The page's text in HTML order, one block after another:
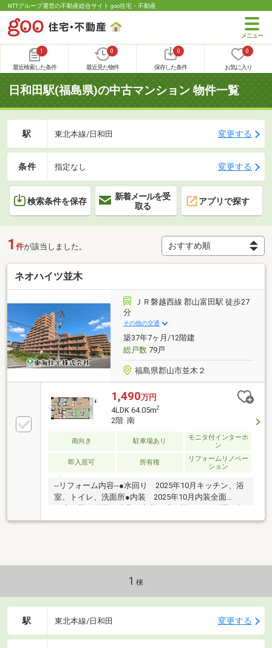
NTTグループ運営の不動産総合サイト goo住宅・不動産
1
最近検索した条件
0
最近見た物件
0
保存した条件
0
お気に入り
日和田駅(福島県)の中古マンション 物件一覧
駅 東北本線/日和田 変更する
条件 指定なし 変更する
検索条件を保存
新着メールを受
取る
アプリで探す
1 件が該当しました。
ネオハイツ並木
ＪＲ磐越西線 郡山富田駅 徒歩27
分
その他の交通
築37年7ヶ月/12階建
総戸数79戸
福島県郡山市並木２
1,490万円
4LDK 64.05m2
2階 南
南向き 駐車場あり
モニタ付インターホ
ン
即入居可 所有権
リフォームリノベー
ション
--リフォーム内容--●水回り 2025年10月キッチン、浴
室、トイレ、洗面所●内装 2025年10月内装全面
わせください。--周辺環境--●ヨークパーク郡山 徒歩
に関するご相談承ります―――＊勤続年数の少ない方＊
自己資金の少ない方＊他にお借入れのある方＊契約・
1 棟
駅 東北本線/日和田 変更する